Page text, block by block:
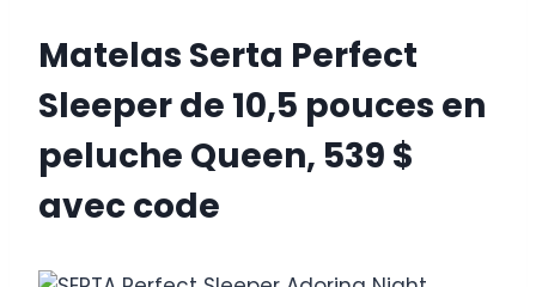
Matelas Serta Perfect
Sleeper de 10,5 pouces en
peluche Queen, 539 $
avec code